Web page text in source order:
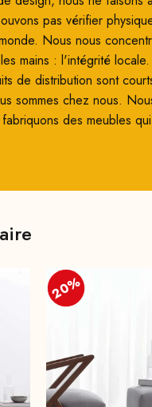
pas vérifier
Nous nous
mains : l'intégrité
de distribution sont
sommes chez nous.
des meubles
20%
20%